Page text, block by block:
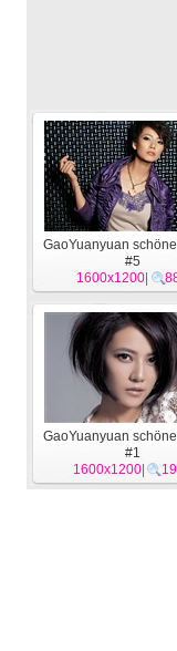
GaoYuanyuan
#5
1600x1200
GaoYuanyuan
#1
1600x1200